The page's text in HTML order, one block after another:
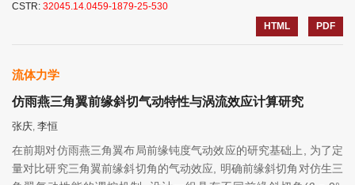
CSTR: 32045.14.0459-1879-25-530
HTML
PDF
流体力学
仿雨燕三角翼前缘斜切气动特性与涡流效应计算研究
张庆, 李恒
在前期对仿雨燕三角翼布局前缘钝度气动效应的研究基础上, 为了定
量对比研究三角翼前缘斜切角的气动效应, 明确前缘斜切角对仿生三